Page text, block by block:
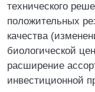
технического
положительных
качества
биологической
расширение
инвестиционной